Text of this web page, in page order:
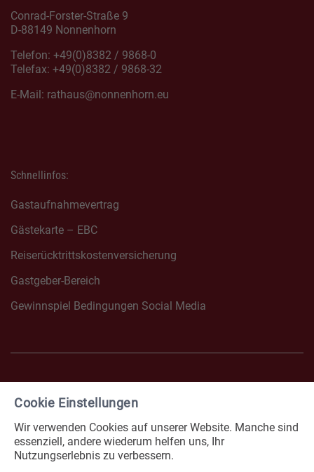
Conrad-Forster-Straße 9
D-88149 Nonnenhorn
Telefon: +49(0)8382 / 9868-0
Telefax: +49(0)8382 / 9868-32
E-Mail: rathaus@nonnenhorn.eu
Schnellinfos:
Gastaufnahmevertrag
Gästekarte – EBC
Reiserücktrittskostenversicherung
Gastgeber-Bereich
Gewinnspiel Bedingungen Social Media
FACEBOOK NONNENHORN
Impressum
Datenschutz
Cookie Einstellungen
Wir verwenden Cookies auf unserer Website. Manche sind
essenziell, andere wiederum helfen uns, Ihr
Nutzungserlebnis zu verbessern.